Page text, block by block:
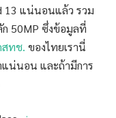
13 แน่นอนแล้ว รวม
50MP ซึ่งข้อมูลที่
สทช. ของไทยเรานี่
แน่นอน และถ้ามีการ